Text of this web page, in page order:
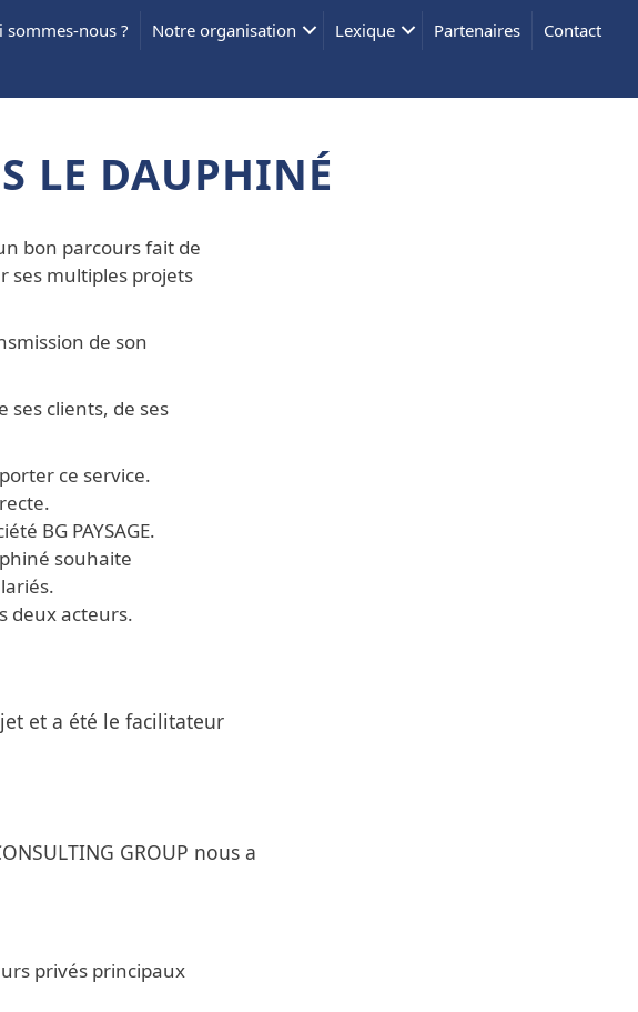
sommes-nous ? Notre organisation Lexique Partenaires
Contact
LE DAUPHINÉ
bon parcours fait de
ses multiples projets
de son
clients, de ses
ce service.
BG PAYSAGE.
souhaite
deux acteurs.
et a été le facilitateur
GROUP nous a
privés principaux